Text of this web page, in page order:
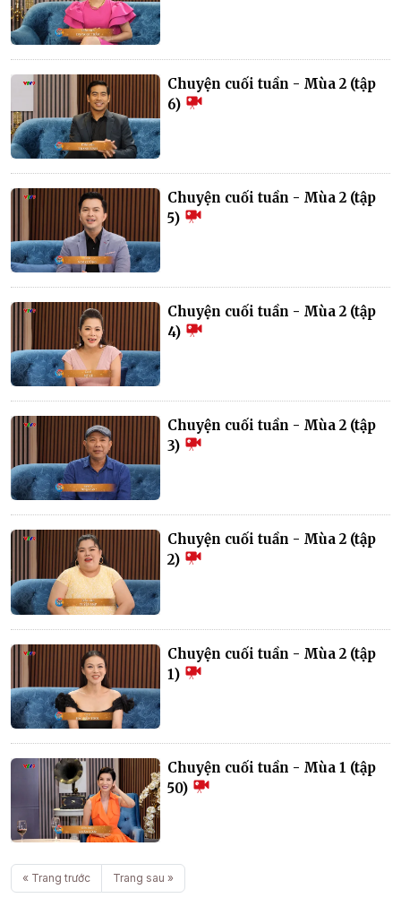
Chuyện cuối tuần - Mùa 2 (tập
6)
Chuyện cuối tuần - Mùa 2 (tập
5)
Chuyện cuối tuần - Mùa 2 (tập
4)
Chuyện cuối tuần - Mùa 2 (tập
3)
Chuyện cuối tuần - Mùa 2 (tập
2)
Chuyện cuối tuần - Mùa 2 (tập
1)
Chuyện cuối tuần - Mùa 1 (tập
50)
« Trang trước Trang sau »